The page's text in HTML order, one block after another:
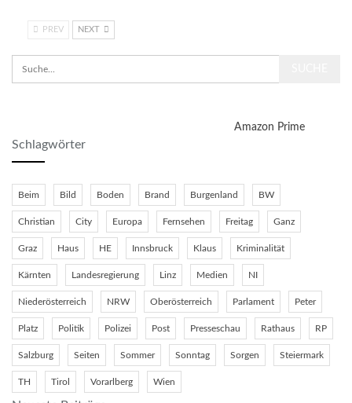
PREV NEXT
Amazon Prime
Schlagwörter
Beim Bild Boden Brand Burgenland BW
Christian City Europa Fernsehen Freitag Ganz
Graz Haus HE Innsbruck Klaus Kriminalität
Kärnten Landesregierung Linz Medien NI
Niederösterreich NRW Oberösterreich Parlament Peter
Platz Politik Polizei Post Presseschau Rathaus RP
Salzburg Seiten Sommer Sonntag Sorgen Steiermark
TH Tirol Vorarlberg Wien